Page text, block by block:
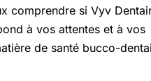
comprendre si Vyv
à vos attentes et à vos
de santé bucco-